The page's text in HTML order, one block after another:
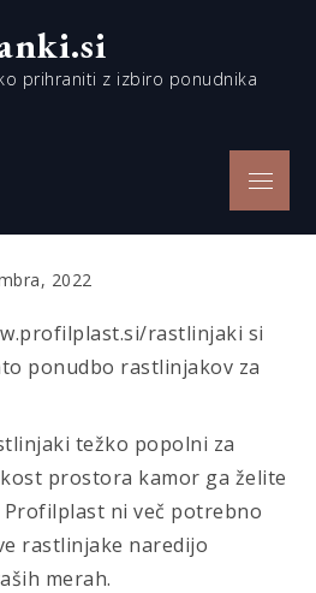
prihraniti z izbiro ponudnika
Menu
2022
rastlinjaki si
ponudbo rastlinjakov za
težko popolni za
prostora kamor ga želite
Profilplast ni več potrebno
rastlinjake naredijo
merah.